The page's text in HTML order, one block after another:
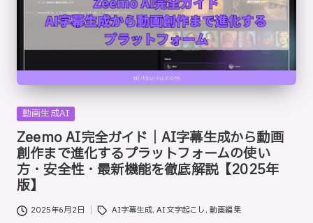
Posted
in
動画生成AI
Zeemo AI完全ガイド｜AI字幕生成から動画
創作まで進化するプラットフォームの使い
方・安全性・最新機能を徹底解説【2025年
版】
2025年6月2日
Tags: AI字幕生成,AI文字起こし,動画編集